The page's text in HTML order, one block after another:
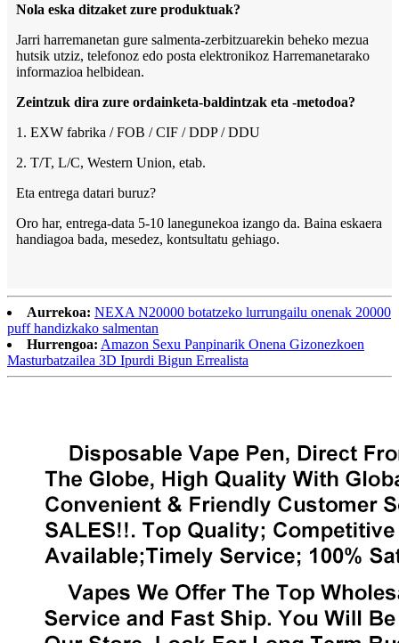
Nola eska ditzaket zure produktuak?
Jarri harremanetan gure salmenta-zerbitzuarekin beheko mezua
hutsik utziz, telefonoz edo posta elektronikoz Harremanetarako
informazioa helbidean.
Zeintzuk dira zure ordainketa-baldintzak eta -metodoa?
1. EXW fabrika / FOB / CIF / DDP / DDU
2. T/T, L/C, Western Union, etab.
Eta entrega datari buruz?
Oro har, entrega-data 5-10 lanegunekoa izango da. Baina eskaera
handiagoa bada, mesedez, kontsultatu gehiago.
Aurrekoa: NEXA N20000 botatzeko lurrungailu onenak 20000
puff handizkako salmentan
Hurrengoa: Amazon Sexu Panpinarik Onena Gizonezkoen
Masturbatzailea 3D Ipurdi Bigun Errealista